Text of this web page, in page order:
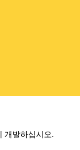
개발하십시오.